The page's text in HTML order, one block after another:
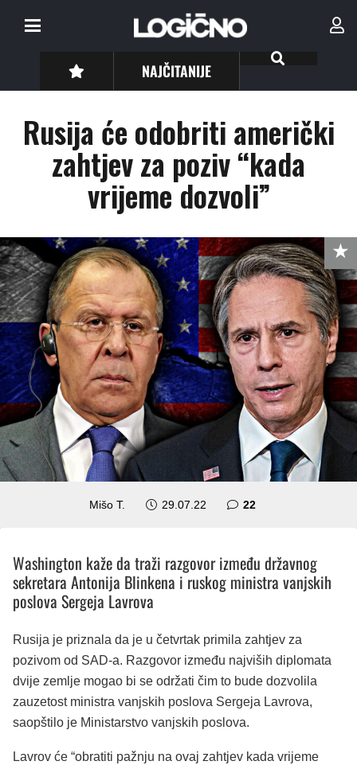
NAJČITANIJE
Rusija će odobriti američki
zahtjev za poziv “kada
vrijeme dozvoli”
Mišo T. 29.07.22 22komentara
Washington kaže da traži razgovor između državnog
sekretara Antonija Blinkena i ruskog ministra vanjskih
poslova Sergeja Lavrova
Rusija je priznala da je u četvrtak primila zahtjev za
pozivom od SAD-a. Razgovor između najviših diplomata
dvije zemlje mogao bi se održati čim to bude dozvolila
zauzetost ministra vanjskih poslova Sergeja Lavrova,
saopštilo je Ministarstvo vanjskih poslova.
Lavrov će “obratiti pažnju na ovaj zahtjev kada vrijeme